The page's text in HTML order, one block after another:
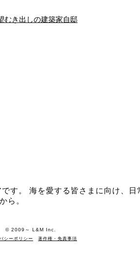
むき出しの建築家自邸
す。 海を愛する皆さまに向け、
ら。
©️ 2009～ L&M Inc.
シーポリシー 著作権・免責事項